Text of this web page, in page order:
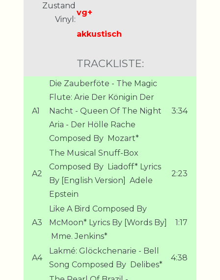
Zustand
Vinyl:
vg+
akkustisch
TRACKLISTE:
A1
Die Zauberföte - The Magic
Flute: Arie Der Königin Der
Nacht - Queen Of The Night
Aria - Der Hölle Rache
Composed By  Mozart*
3:34
A2
The Musical Snuff-Box
Composed By  Liadoff* Lyrics
By [English Version]  Adele
Epstein
2:23
A3
Like A Bird Composed By 
McMoon* Lyrics By [Words By]
 Mme. Jenkins*
1:17
A4
Lakmé: Glöckchenarie - Bell
Song Composed By  Delibes*
4:38